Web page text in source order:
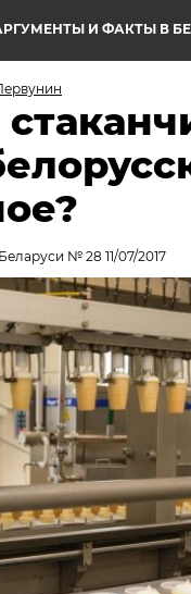
И ФАКТЫ В
№ 28 11/07/2017